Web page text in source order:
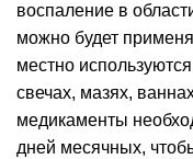
воспаление в
можно будет
местно
свечах, мазях,
медикаменты
дней месячных,